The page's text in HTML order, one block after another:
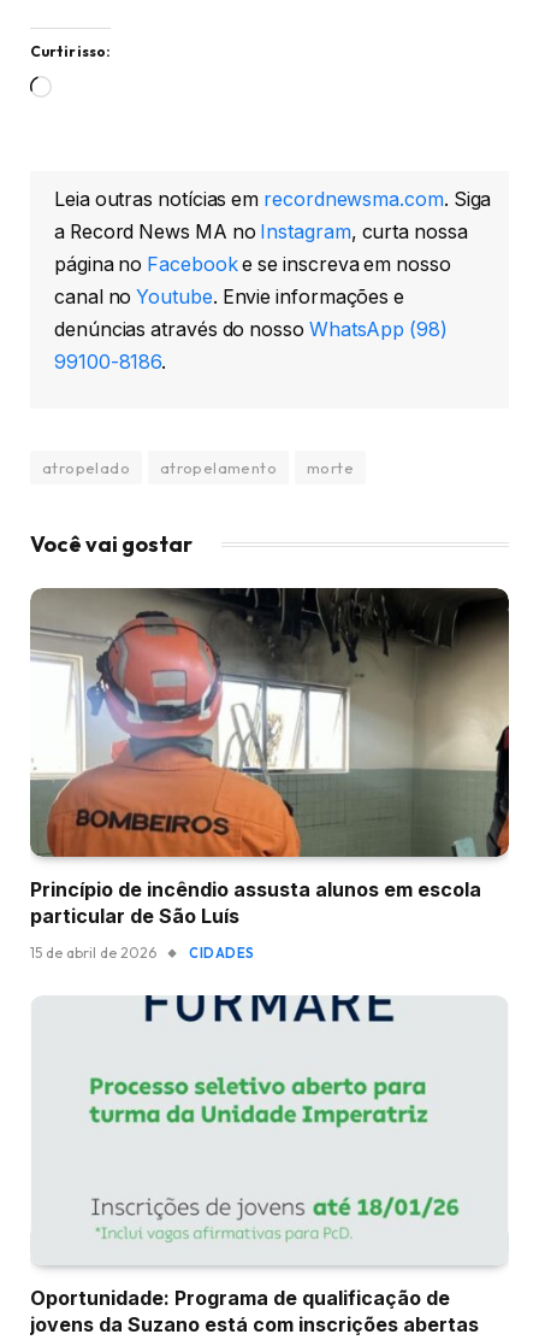
Curtir isso:
Carregando...
Leia outras notícias em recordnewsma.com. Siga
a Record News MA no Instagram, curta nossa
página no Facebooke se inscreva em nosso
canal noYoutube. Envie informações e
denúncias através do nosso WhatsApp (98)
99100-8186.
atropelado atropelamento morte
Você vai gostar
Princípio de incêndio assusta alunos em escola
particular de São Luís
15 de abril de 2026 CIDADES
Oportunidade: Programa de qualificação de
jovens da Suzano está com inscrições abertas